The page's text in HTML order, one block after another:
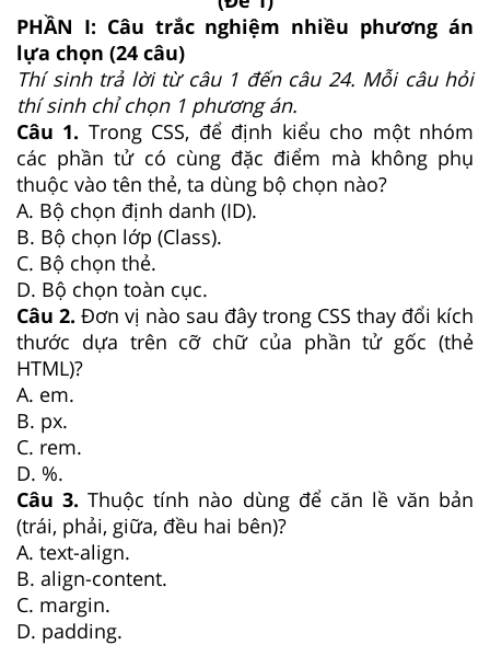
PHẦN I: Câu trắc nghiệm nhiều phương án
lựa chọn (24 câu)
Thí sinh trả lời từ câu 1 đến câu 24. Mỗi câu hỏi
thí sinh chỉ chọn 1 phương án.
Câu 1. Trong CSS, để định kiểu cho một nhóm
các phần tử có cùng đặc điểm mà không phụ
thuộc vào tên thẻ, ta dùng bộ chọn nào?
A. Bộ chọn định danh (ID).
B. Bộ chọn lớp (Class).
C. Bộ chọn thẻ.
D. Bộ chọn toàn cục.
Câu 2. Đơn vị nào sau đây trong CSS thay đổi kích
thước dựa trên cỡ chữ của phần tử gốc (thẻ
HTML)?
A. em.
B. px.
C. rem.
D. %.
Câu 3. Thuộc tính nào dùng để căn lề văn bản
(trái, phải, giữa, đều hai bên)?
A. text-align.
B. align-content.
C. margin.
D. padding.